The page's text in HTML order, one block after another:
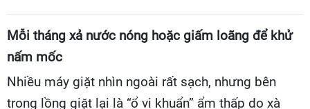
Mỗi tháng xả nước nóng hoặc giấm loãng để khử
nấm mốc
Nhiều máy giặt nhìn ngoài rất sạch, nhưng bên
trong lồng giặt lại là “ổ vi khuẩn” ẩm thấp do xà